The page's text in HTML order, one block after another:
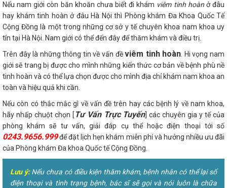
Nếu nam giới còn băn khoăn chưa biết đi khám viêm tinh hoàn ở đâu
hay khám tinh hoàn ở đâu Hà Nội thì Phòng khám Đa Khoa Quốc Tế
Cộng Đồng là một trong những cơ sở y tế chuyên khoa nam khoa uy
tín tại Hà Nội. Nam giới có thể đến đây để thăm khám và điều trị.
Trên đây là những thông tin về vấn đềviêm tinh hoàn . Hi vọng nam
giới sẽ trang bị được cho mình những kiến thức cơ bản về bệnh phù nề
tinh hoàn và có thể lựa chọn được cho mình địa chỉ khám nam khoa an
toàn và hiệu quả khi cần.
Nếu còn có thắc mắc gì về vấn đề trên hay các bệnh lý về nam khoa,
hãy nhấp chuột chọn [Tư Vấn Trực Tuyến] các chuyên gia y tế của
phòng khám sẽ tư vấn, giải đáp cụ thể hoặc điện thoại tới số
0243.9656.999để đặt lịch hẹn khám miễn phí và hưởng nhiều ưu đãi
của Phòng khám Đa khoa Quốc tế Cộng Đồng.
Lưu ý:Nếu chưa có điều kiện thăm khám, bệnh nhân có thể lại số
điện thoại và tình trạng bệnh, bác sĩ sẽ gọi và nói luôn là chữa